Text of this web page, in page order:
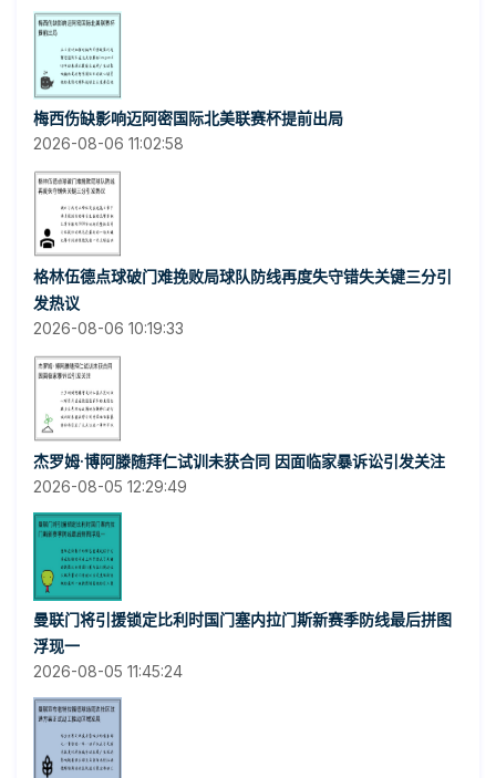
梅西伤缺影响迈阿密国际北美联赛杯提前出局
2026-08-06 11:02:58
格林伍德点球破门难挽败局球队防线再度失守错失关键三分引
发热议
2026-08-06 10:19:33
杰罗姆·博阿滕随拜仁试训未获合同 因面临家暴诉讼引发关注
2026-08-05 12:29:49
曼联门将引援锁定比利时国门塞内拉门斯新赛季防线最后拼图
浮现一
2026-08-05 11:45:24